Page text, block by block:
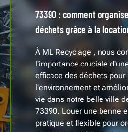
73390 : comment
déchets grâce à la
À ML Recyclage , nous
l'importance cruciale
efficace des déchets pour
l'environnement et
vie dans notre belle ville
73390. Louer une benne
pratique et flexible pour